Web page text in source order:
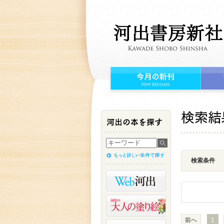
検索条件
前へ 1